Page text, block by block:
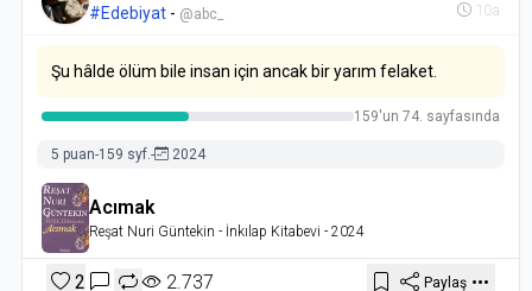
#Edebiyat- @abc_
10a
Şu hâlde ölüm bile insan için ancak bir yarım felaket.
159'un 74. sayfasında
5 puan-159 syf.- 2024
Acımak
Reşat Nuri Güntekin - İnkılap Kitabevi - 2024
2 2.737 Paylaş